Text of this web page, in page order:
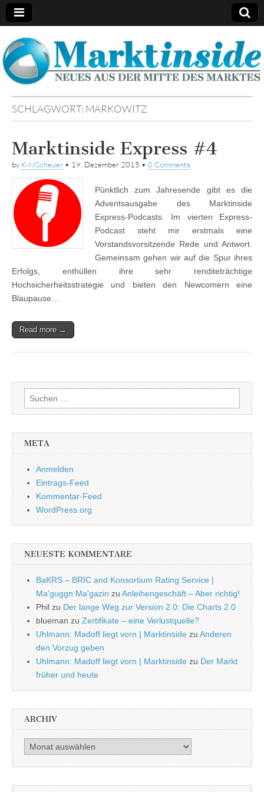
Marktinside
SCHLAGWORT: MARKOWITZ
Marktinside Express #4
by K-MScheuer • 19. Dezember 2015 • 0 Comments
Pünktlich zum Jahresende gibt es die
Adventsausgabe des Marktinside
Express-Podcasts. Im vierten Express-
Podcast steht mir erstmals eine
Vorstandsvorsitzende Rede und Antwort.
Gemeinsam gehen wir auf die Spur ihres
Erfolgs, enthüllen ihre sehr renditeträchtige
Hochsicherheitsstrategie und bieten den Newcomern eine
Blaupause…
Read more →
Suchen
nach:
META
Anmelden
Eintrags-Feed
Kommentar-Feed
WordPress.org
NEUESTE KOMMENTARE
BaKRS – BRIC and Konsortium Rating Service |
Ma'guggn Ma'gazin zu Anleihengeschäft – Aber richtig!
Phil zu Der lange Weg zur Version 2.0: Die Charts 2.0
blueman zu Zertifikate – eine Verlustquelle?
Uhlmann: Madoff liegt vorn | Marktinside zu Anderen
den Vorzug geben
Uhlmann: Madoff liegt vorn | Marktinside zu Der Markt
früher und heute
ARCHIV
Archiv